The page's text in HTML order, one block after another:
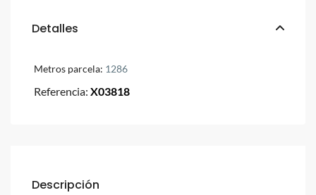
Detalles
Metros parcela: 1286
Referencia: X03818
Descripción